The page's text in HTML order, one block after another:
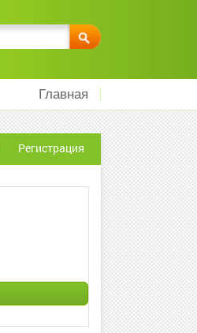
Главная
Регистрация